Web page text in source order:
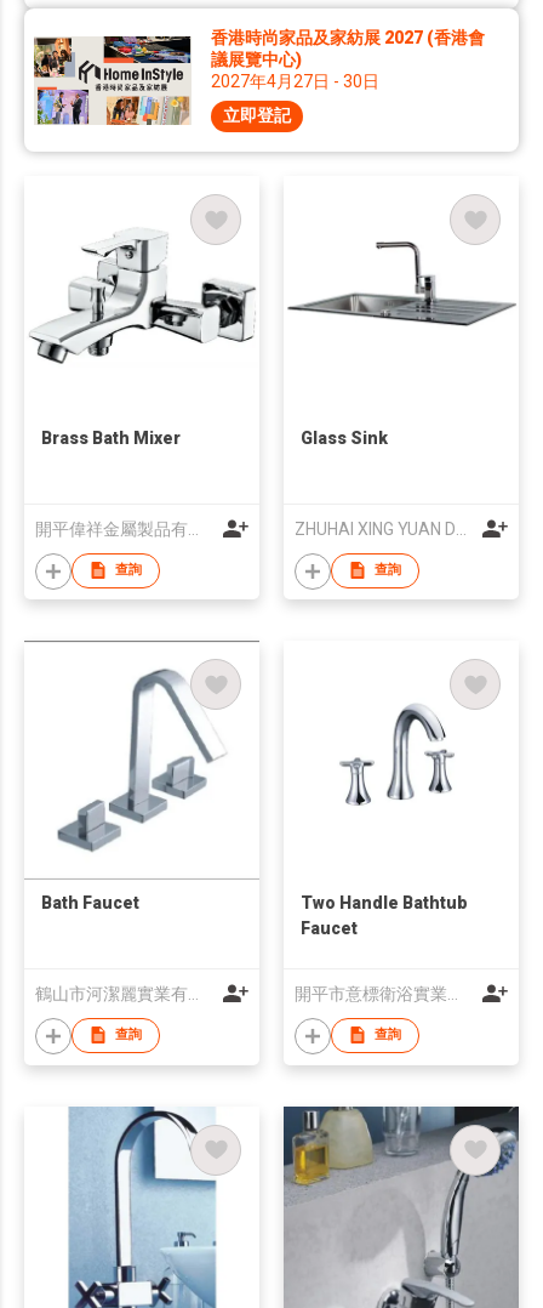
香港時尚家品及家紡展 2027 (香港會
議展覽中心)
2027年4月27日 - 30日
立即登記
Brass Bath Mixer
查詢
Glass Sink
查詢
Bath Faucet
查詢
Two Handle Bathtub
Faucet
查詢